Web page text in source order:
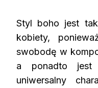
Styl boho jest
kobiety,
swobodę w
a ponadto
uniwersalny